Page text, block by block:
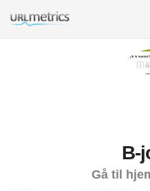
B-
Gå til